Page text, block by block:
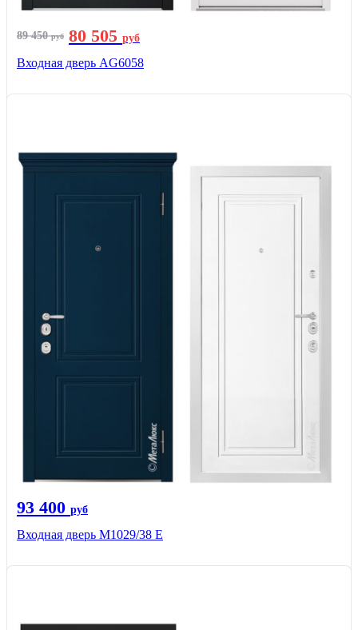
89 450руб 80 505 руб
Входная дверь AG6058
93 400 руб
Входная дверь М1029/38 E